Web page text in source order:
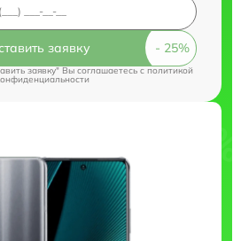
заявку
заявку" Вы соглашаетесь cполитикой